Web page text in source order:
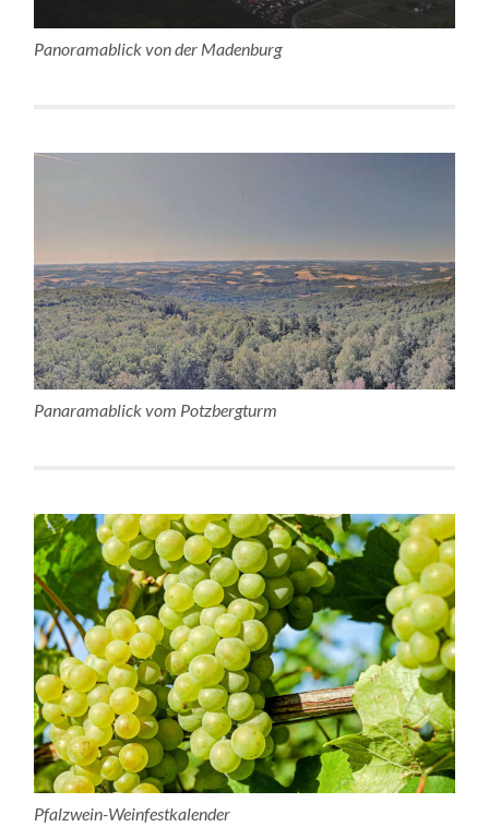
Panoramablick von der Madenburg
Panaramablick vom Potzbergturm
Pfalzwein-Weinfestkalender